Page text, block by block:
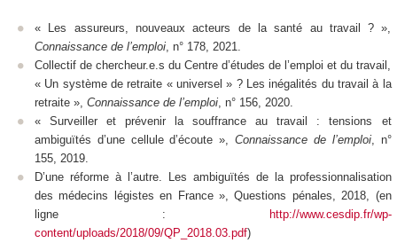
« Les assureurs, nouveaux acteurs de la santé au travail ? »,
Connaissance de l’emploi , n° 178, 2021.
Collectif de chercheur.e.s du Centre d’études de l’emploi et du travail,
« Un système de retraite « universel » ? Les inégalités du travail à la
retraite », Connaissance de l’emploi , n° 156, 2020.
« Surveiller et prévenir la souffrance au travail : tensions et
ambiguïtés d’une cellule d’écoute »,Connaissance de l’emploi, n°
155, 2019.
D’une réforme à l’autre. Les ambiguïtés de la professionnalisation
des médecins légistes en France »,Questions pénales , 2018, (en
ligne : http://www.cesdip.fr/wp-
content/uploads/2018/09/QP_2018.03.pdf)